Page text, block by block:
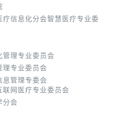
信息化分会智慧医疗专业委
管理专业委员会
理专业委员会
息管理专委会
网医疗专业委员会
分会